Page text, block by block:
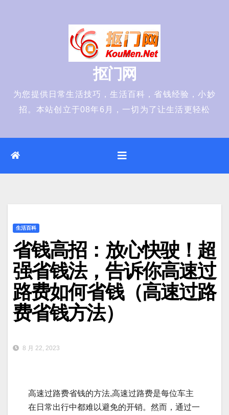
抠门网
为您提供日常生活技巧，生活百科，省钱经验，小妙
招。本站创立于08年6月，一切为了让生活更轻松
生活百科
省钱高招：放心快驶！超
强省钱法，告诉你高速过
路费如何省钱（高速过路
费省钱方法）
8 月 22, 2023
高速过路费省钱的方法,高速过路费是每位车主
在日常出行中都难以避免的开销。然而，通过一